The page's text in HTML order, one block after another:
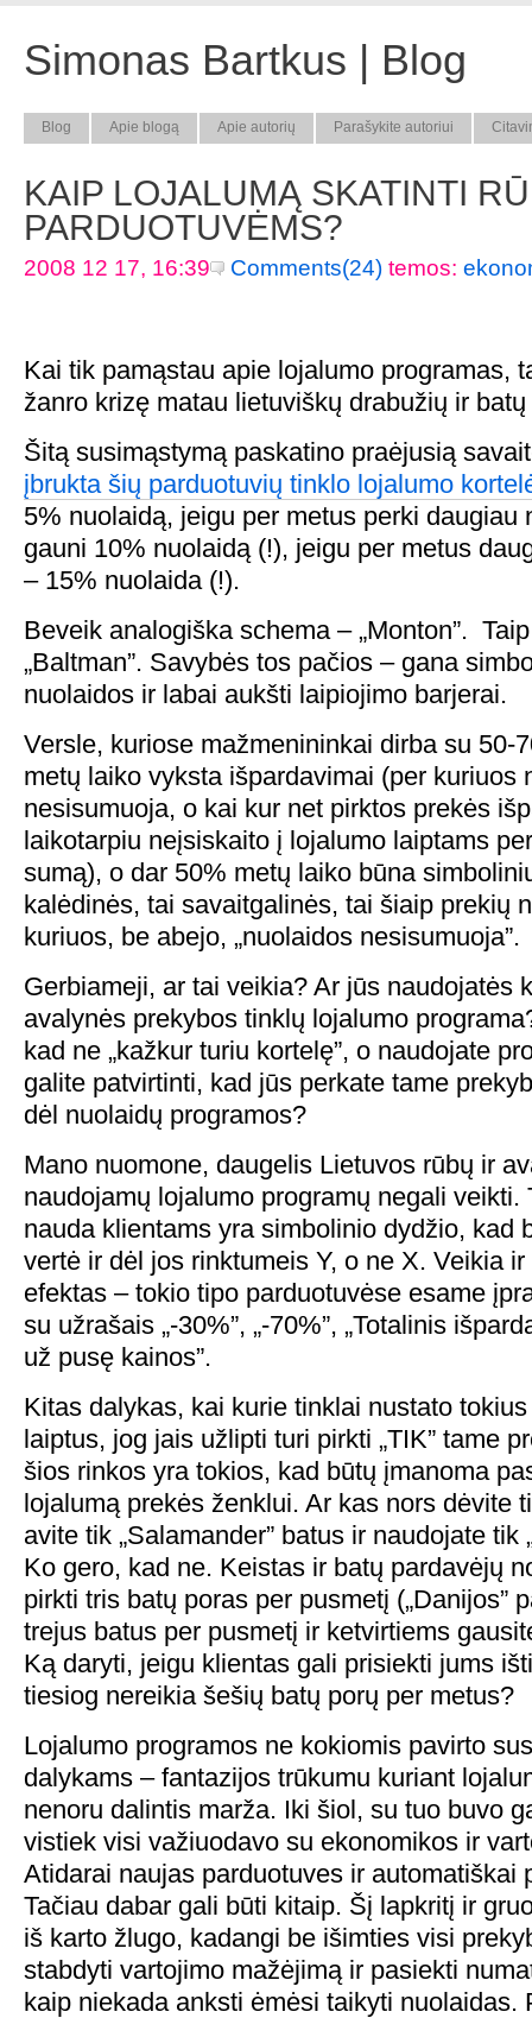
Simonas Bartkus | Blog
Blog Apie blogą Apie autorių Parašykite autoriui
KAIP LOJALUMĄ SKATINTI
PARDUOTUVĖMS?
2008 12 17, 16:39 Comments(24) temos:
Kai tik pamąstau apie lojalumo programas,
žanro krizę matau lietuviškų drabužių ir
Šitą susimąstymą paskatino praėjusią
įbrukta šių parduotuvių tinklo lojalumo
5% nuolaidą, jeigu per metus perki daugiau
gauni 10% nuolaidą (!), jeigu per metus
– 15% nuolaida (!).
Beveik analogiška schema – „Monton”.
„Baltman”. Savybės tos pačios – gana
nuolaidos ir labai aukšti laipiojimo barjerai.
Versle, kuriose mažmenininkai dirba su 50-
metų laiko vyksta išpardavimai (per kuriuos
nesisumuoja, o kai kur net pirktos prekės
laikotarpiu neįsiskaito į lojalumo laiptams
sumą), o dar 50% metų laiko būna
kalėdinės, tai savaitgalinės, tai šiaip prekių
kuriuos, be abejo, „nuolaidos nesisumuoja”.
Gerbiameji, ar tai veikia? Ar jūs naudojatės
avalynės prekybos tinklų lojalumo
kad ne „kažkur turiu kortelę”, o naudojate
galite patvirtinti, kad jūs perkate tame
dėl nuolaidų programos?
Mano nuomone, daugelis Lietuvos rūbų ir
naudojamų lojalumo programų negali veikti.
nauda klientams yra simbolinio dydžio, kad
vertė ir dėl jos rinktumeis Y, o ne X. Veikia
efektas – tokio tipo parduotuvėse esame
su užrašais „-30%”, „-70%”, „Totalinis
už pusę kainos”.
Kitas dalykas, kai kurie tinklai nustato
laiptus, jog jais užlipti turi pirkti „TIK” tame
šios rinkos yra tokios, kad būtų įmanoma
lojalumą prekės ženklui. Ar kas nors dėvite
avite tik „Salamander” batus ir naudojate tik
Ko gero, kad ne. Keistas ir batų pardavėjų
pirkti tris batų poras per pusmetį („Danijos”
trejus batus per pusmetį ir ketvirtiems
Ką daryti, jeigu klientas gali prisiekti jums
tiesiog nereikia šešių batų porų per metus?
Lojalumo programos ne kokiomis pavirto
dalykams – fantazijos trūkumu kuriant
nenoru dalintis marža. Iki šiol, su tuo buvo
vistiek visi važiuodavo su ekonomikos ir
Atidarai naujas parduotuves ir automatiškai
Tačiau dabar gali būti kitaip. Šį lapkritį ir
iš karto žlugo, kadangi be išimties visi
stabdyti vartojimo mažėjimą ir pasiekti
kaip niekada anksti ėmėsi taikyti nuolaidas.